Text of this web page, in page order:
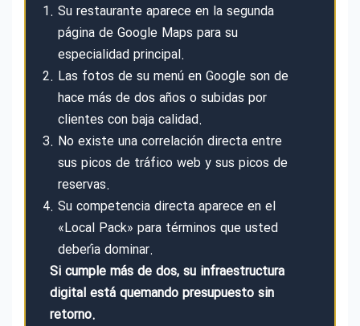
Su restaurante aparece en la segunda
página de Google Maps para su
especialidad principal.
Las fotos de su menú en Google son de
hace más de dos años o subidas por
clientes con baja calidad.
No existe una correlación directa entre
sus picos de tráfico web y sus picos de
reservas.
Su competencia directa aparece en el
«Local Pack» para términos que usted
debería dominar.
Si cumple más de dos, su infraestructura
digital está quemando presupuesto sin
retorno.